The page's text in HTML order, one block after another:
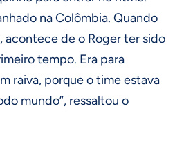
na Colômbia. Quando
acontece de o Roger ter sido
tempo. Era para
raiva, porque o time estava
mundo”, ressaltou o